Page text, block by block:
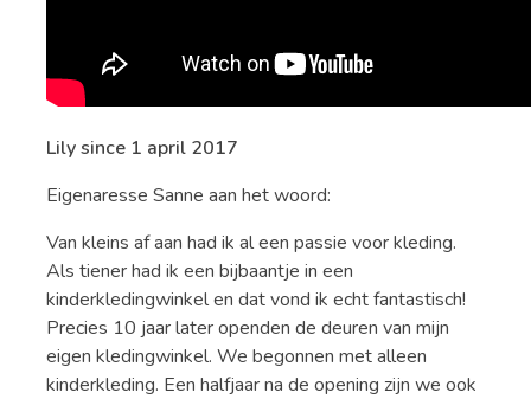
Lily since 1 april 2017
Eigenaresse Sanne aan het woord:
Van kleins af aan had ik al een passie voor kleding.
Als tiener had ik een bijbaantje in een
kinderkledingwinkel en dat vond ik echt fantastisch!
Precies 10 jaar later openden de deuren van mijn
eigen kledingwinkel. We begonnen met alleen
kinderkleding. Een halfjaar na de opening zijn we ook